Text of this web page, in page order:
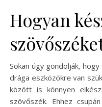
Hogyan
Sokan úgy gondolják,
drága eszközökre van
között is könnyen
szövőszék. Ehhez